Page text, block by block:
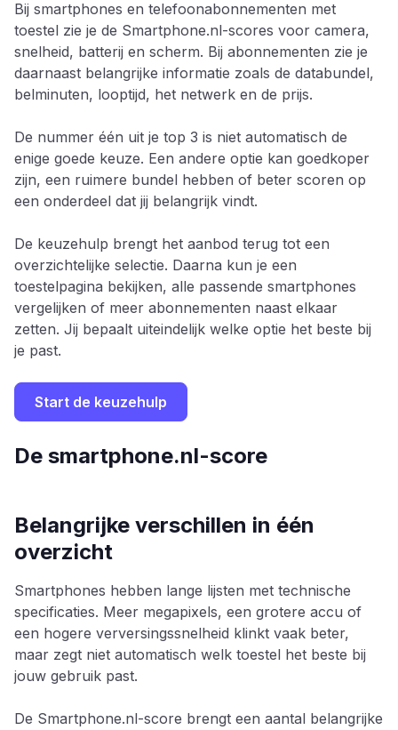
Bij smartphones en telefoonabonnementen met
toestel zie je de Smartphone.nl-scores voor camera,
snelheid, batterij en scherm. Bij abonnementen zie je
daarnaast belangrijke informatie zoals de databundel,
belminuten, looptijd, het netwerk en de prijs.
De nummer één uit je top 3 is niet automatisch de
enige goede keuze. Een andere optie kan goedkoper
zijn, een ruimere bundel hebben of beter scoren op
een onderdeel dat jij belangrijk vindt.
De keuzehulp brengt het aanbod terug tot een
overzichtelijke selectie. Daarna kun je een
toestelpagina bekijken, alle passende smartphones
vergelijken of meer abonnementen naast elkaar
zetten. Jij bepaalt uiteindelijk welke optie het beste bij
je past.
Start de keuzehulp
De smartphone.nl-score
Belangrijke verschillen in één
overzicht
Smartphones hebben lange lijsten met technische
specificaties. Meer megapixels, een grotere accu of
een hogere verversingssnelheid klinkt vaak beter,
maar zegt niet automatisch welk toestel het beste bij
jouw gebruik past.
De Smartphone.nl-score brengt een aantal belangrijke